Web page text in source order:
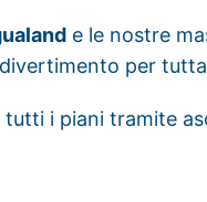
e le nostre
per
i piani tramite